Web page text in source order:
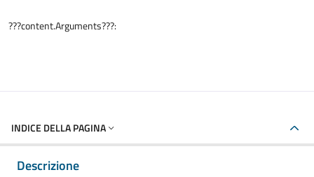
???content.Arguments???:
INDICE DELLA PAGINA
Descrizione